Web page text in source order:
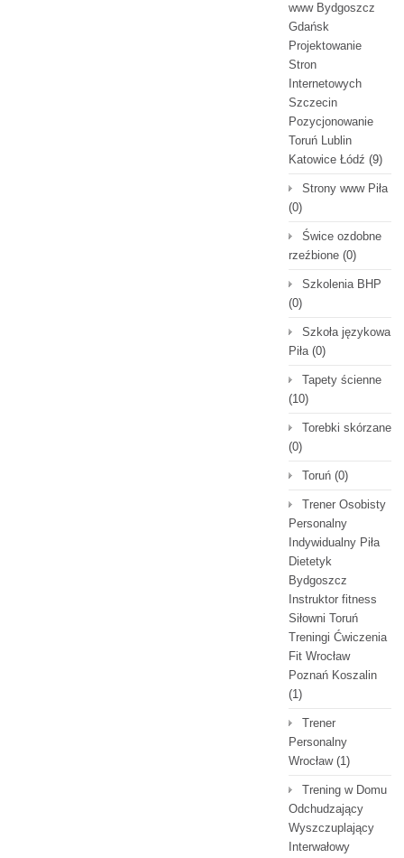
www Bydgoszcz
Gdańsk
Projektowanie
Stron
Internetowych
Szczecin
Pozycjonowanie
Toruń Lublin
Katowice Łódź (9)
Strony www Piła
(0)
Świce ozdobne
rzeźbione (0)
Szkolenia BHP
(0)
Szkoła językowa
Piła(0)
Tapety ścienne
(10)
Torebki skórzane
(0)
Toruń (0)
Trener Osobisty
Personalny
Indywidualny Piła
Dietetyk
Bydgoszcz
Instruktor fitness
Siłowni Toruń
Treningi Ćwiczenia
Fit Wrocław
Poznań Koszalin
(1)
Trener
Personalny
Wrocław(1)
Trening w Domu
Odchudzający
Wyszczuplający
Interwałowy